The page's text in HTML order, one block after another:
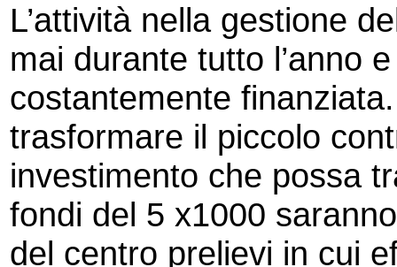
L’attività nella gestione
mai durante tutto l’anno
costantemente
trasformare il piccolo
investimento che possa
fondi del 5 x1000
del centro prelievi in cui